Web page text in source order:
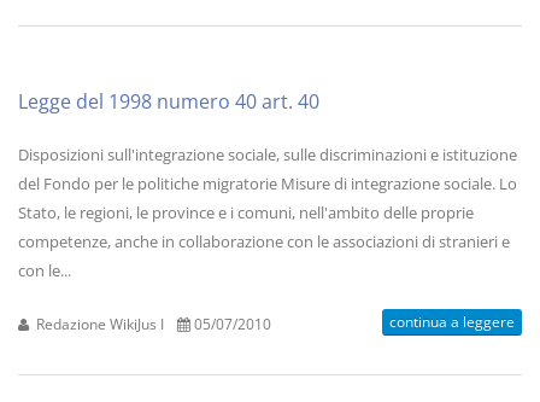
Legge del 1998 numero 40 art. 40
Disposizioni sull'integrazione sociale, sulle discriminazioni e istituzione
del Fondo per le politiche migratorie Misure di integrazione sociale. Lo
Stato, le regioni, le province e i comuni, nell'ambito delle proprie
competenze, anche in collaborazione con le associazioni di stranieri e
con le...
Redazione WikiJus I 05/07/2010 continua a leggere